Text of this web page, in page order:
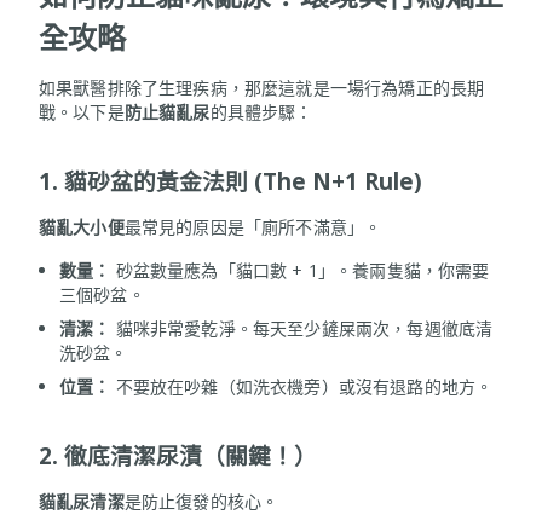
全攻略
如果獸醫排除了生理疾病，那麼這就是一場行為矯正的長期
戰。以下是防止貓亂尿的具體步驟：
1. 貓砂盆的黃金法則 (The N+1 Rule)
貓亂大小便最常見的原因是「廁所不滿意」。
數量： 砂盆數量應為「貓口數 + 1」。養兩隻貓，你需要
三個砂盆。
清潔： 貓咪非常愛乾淨。每天至少鏟屎兩次，每週徹底清
洗砂盆。
位置： 不要放在吵雜（如洗衣機旁）或沒有退路的地方。
2. 徹底清潔尿漬（關鍵！）
貓亂尿清潔是防止復發的核心。